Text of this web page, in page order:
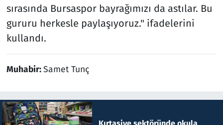
sırasında Bursaspor bayrağımızı da astılar. Bu
gururu herkesle paylaşıyoruz." ifadelerini
kullandı.
Muhabir:Samet Tunç